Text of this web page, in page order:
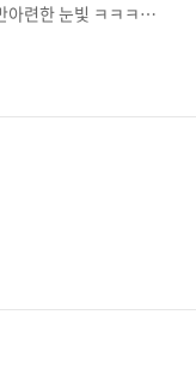
아련한 눈빛 ㅋㅋㅋㅋ
꼬꼬마 태가 나는 요